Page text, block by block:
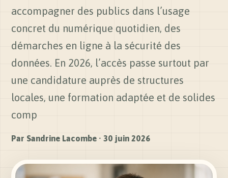
accompagner des publics dans l’usage
concret du numérique quotidien, des
démarches en ligne à la sécurité des
données. En 2026, l’accès passe surtout par
une candidature auprès de structures
locales, une formation adaptée et de solides
comp
Par Sandrine Lacombe · 30 juin 2026